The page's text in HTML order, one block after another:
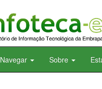
Navegar Sobre